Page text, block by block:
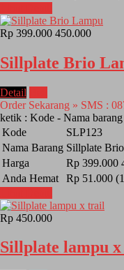
Rp 399.000 450.000
Sillplate Brio
Detail
Order Sekarang » SMS :
ketik : Kode - Nama
Kode
SLP123
Nama Barang Sillplate
Harga
Rp 399.000
Anda Hemat
Rp 51.000
Rp 450.000
Sillplate lampu